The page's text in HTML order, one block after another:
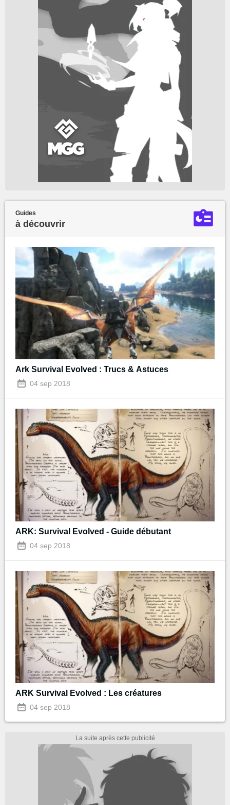
Guides
à découvrir
Ark Survival Evolved : Trucs & Astuces
04 sep 2018
ARK: Survival Evolved - Guide débutant
04 sep 2018
ARK Survival Evolved : Les créatures
04 sep 2018